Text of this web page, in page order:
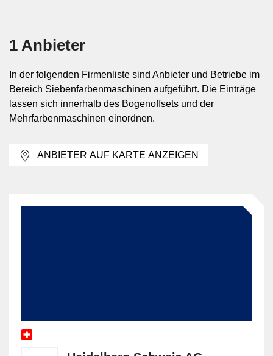
neben CMYK mehrere Marken-, Schmuck- oder
hochwertige Werbedrucksachen, Displays oder
Geschäftsdrucksachen mit klar definierten Hausfarben.
Auch bei Motiven mit erweitertem Farbraum kann die
zusätzliche Farbstation produktionsrelevant sein, wenn
Siebenfarbenmaschinen
Siebenfarbenmaschine sagt dabei nur aus, dass sieben
Druckwerke vorhanden sind; ob diese für Prozess- oder
Sonderfarben genutzt werden, ist auftragsabhängig.
1 Anbieter
In der folgenden Firmenliste sind Anbieter und Betriebe im
Bereich Siebenfarbenmaschinen aufgeführt. Die Einträge
lassen sich innerhalb des Bogenoffsets und der
Mehrfarbenmaschinen einordnen.
ANBIETER AUF KARTE ANZEIGEN